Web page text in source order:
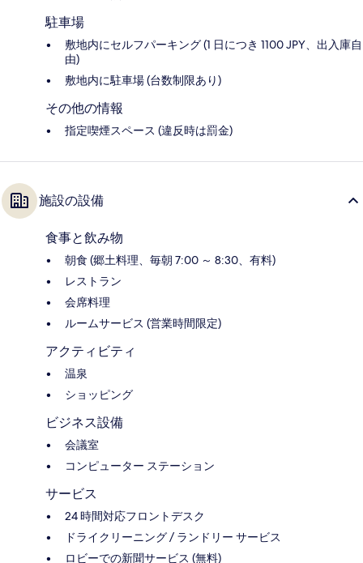
駐車場
敷地内にセルフパーキング (1 日につき 1100 JPY、出入庫自
由)
敷地内に駐車場 (台数制限あり)
その他の情報
指定喫煙スペース (違反時は罰金)
施設の設備
食事と飲み物
朝食 (郷土料理、毎朝 7:00 ～ 8:30、有料)
レストラン
会席料理
ルームサービス (営業時間限定)
アクティビティ
温泉
ショッピング
ビジネス設備
会議室
コンピューター ステーション
サービス
24 時間対応フロントデスク
ドライクリーニング / ランドリー サービス
ロビーでの新聞サービス (無料)